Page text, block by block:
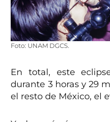
Foto: UNAM DGCS.
En total, este
durante 3 horas y 29
el resto de México, el